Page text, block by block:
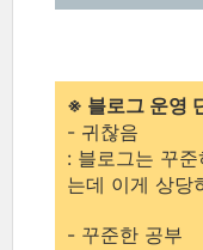
※ 블로그 운영
- 귀찮음
: 블로그는 꾸
는데 이게 상당
- 꾸준한 공부